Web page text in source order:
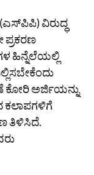
ವಿರುದ್ಧ
ಪ್ರಕರಣ
ಹಿನ್ನೆಲೆಯಲ್ಲಿ
ಕೋರಿ ಅರ್ಜಿಯನ್ನು
ಕಲಾಪಗಳಿಗೆ
ತಿಳಿಸಿದೆ.